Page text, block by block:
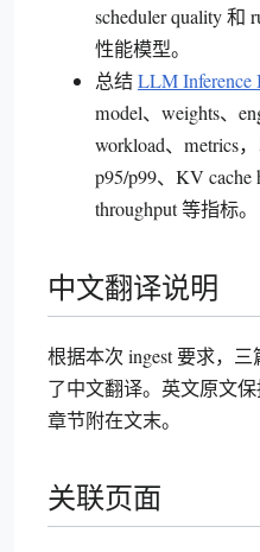
scheduler quality 和
性能模型。
总结LLM Inference
model、weights、
workload、metrics
p95/p99、KV cache
throughput 等指标。
中文翻译说明
根据本次 ingest 要求，
了中文翻译。英文原文
章节附在文末。
关联页面